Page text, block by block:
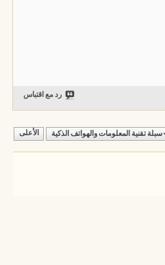
رد مع اقتباس
سبلة تقنية المعلومات والهواتف الذكية الأعلى